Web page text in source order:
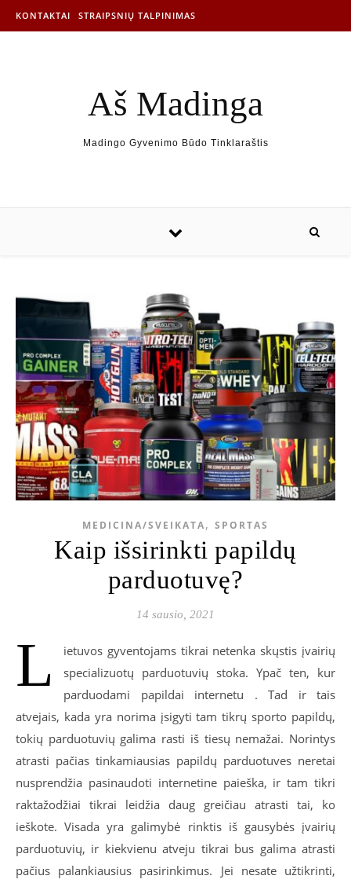
KONTAKTAI STRAIPSNIŲ TALPINIMAS
Aš Madinga
Madingo Gyvenimo Būdo Tinklaraštis
MEDICINA/SVEIKATA, SPORTAS
Kaip išsirinkti papildų
parduotuvę?
14 sausio, 2021
L
ietuvos gyventojams tikrai netenka skųstis įvairių
specializuotų parduotuvių stoka. Ypač ten, kur
parduodami papildai internetu . Tad ir tais
atvejais, kada yra norima įsigyti tam tikrų sporto papildų,
tokių parduotuvių galima rasti iš tiesų nemažai. Norintys
atrasti pačias tinkamiausias papildų parduotuves neretai
nusprendžia pasinaudoti internetine paieška, ir tam tikri
raktažodžiai tikrai leidžia daug greičiau atrasti tai, ko
ieškote. Visada yra galimybė rinktis iš gausybės įvairių
parduotuvių, ir kiekvienu atveju tikrai bus galima atrasti
pačius palankiausius pasirinkimus. Jei nesate užtikrinti,